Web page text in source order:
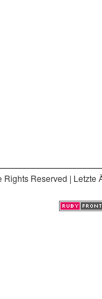
Rights Reserved |